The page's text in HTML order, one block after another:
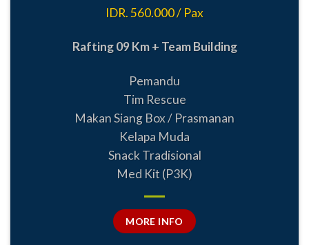
IDR. 560.000 / Pax
Rafting 09 Km + Team Building
Pemandu
Tim Rescue
Makan Siang Box / Prasmanan
Kelapa Muda
Snack Tradisional
Med Kit (P3K)
MORE INFO